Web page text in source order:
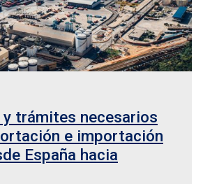
trámites necesarios
e importación
España hacia